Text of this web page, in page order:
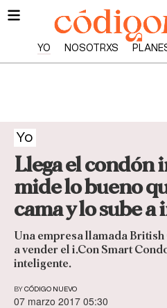
YO NOSOTRXS
Yo
Llega el condón
mide lo bueno
cama y lo sube a
Una empresa llamada
a vender el i.Con Smart
inteligente.
BY CÓDIGO NUEVO
07 marzo 2017 05:30